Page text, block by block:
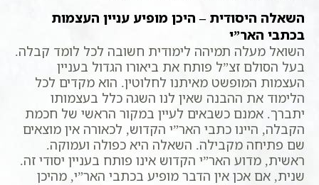
השאלה היסודית – היכן מופיע עניין העצמות
בכתבי האר”י
השואל מעלה תמיהה לימודית חשובה לכל לומד קבלה.
בעל הסולם זצ”ל פותח את ביאורו הגדול בעניין
העצמות המופשט מאיתנו לחלוטין. הוא מקדים לכל
הלימוד את ההבנה שאין לנו השגה כלל בעצמותו
יתברך. אמנם כשבאים לעיין במקור הראשי של חכמת
הקבלה, היינו כתבי האר”י הקדוש, לכאורה אין מוצאים
שם פתיחה מקבילה. השאלה היא כפולה ועמוקה.
ראשית, מדוע האר”י הקדוש אינו פותח בעניין יסודי זה.
שנית, אם אכן אין הדבר מופיע בכתבי האר”י, מהיכן